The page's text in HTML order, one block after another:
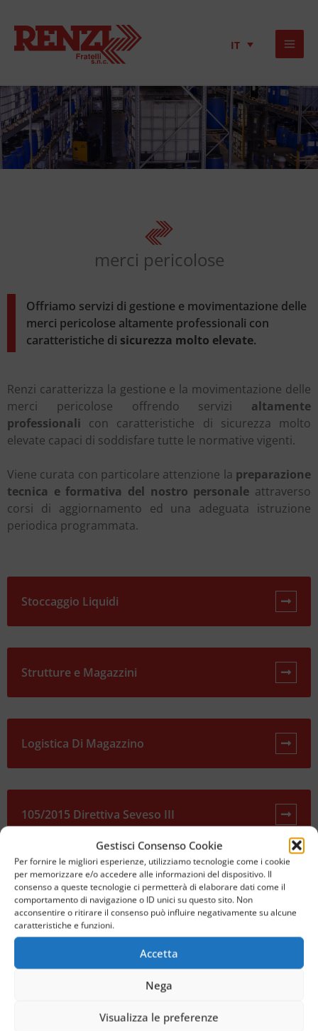
Gestisci Consenso Cookie
Per fornire le migliori esperienze, utilizziamo tecnologie come i cookie
per memorizzare e/o accedere alle informazioni del dispositivo. Il
consenso a queste tecnologie ci permetterà di elaborare dati come il
comportamento di navigazione o ID unici su questo sito. Non
acconsentire o ritirare il consenso può influire negativamente su alcune
caratteristiche e funzioni.
Accetta
Nega
Visualizza le preferenze
IT
merci pericolose
Offriamo servizi di gestione e movimentazione delle
merci pericolose altamente professionali con
caratteristiche di sicurezza molto elevate.
Renzi caratterizza la gestione e la movimentazione delle
merci pericolose offrendo servizi altamente
professionali con caratteristiche di sicurezza molto
elevate capaci di soddisfare tutte le normative vigenti.
Viene curata con particolare attenzione la preparazione
tecnica e formativa del nostro personale attraverso
corsi di aggiornamento ed una adeguata istruzione
periodica programmata.
Stoccaggio Liquidi
Strutture e Magazzini
Logistica Di Magazzino
105/2015 Direttiva Seveso III
Richiesta preventivo